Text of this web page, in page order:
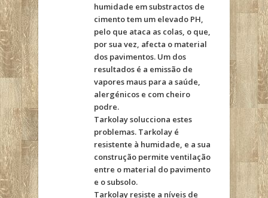
humidade em substractos de
cimento tem um elevado PH,
pelo que ataca as colas, o que,
por sua vez, afecta o material
dos pavimentos. Um dos
resultados é a emissão de
vapores maus para a saúde,
alergénicos e com cheiro
podre.
Tarkolay solucciona estes
problemas. Tarkolay é
resistente à humidade, e a sua
construção permite ventilação
entre o material do pavimento
e o subsolo.
Tarkolay resiste a níveis de